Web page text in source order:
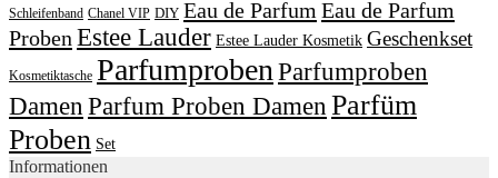
Schleifenband Chanel VIP DIY Eau de Parfum Eau de Parfum
Proben Estee Lauder Estee Lauder Kosmetik Geschenkset
Kosmetiktasche ParfumprobenParfumproben
Damen Parfum Proben Damen Parfüm
Proben Set
Informationen